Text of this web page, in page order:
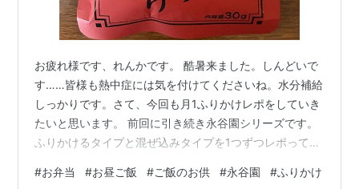
お疲れ様です、れんかです。 酷暑来ました。しんどいで
す……皆様も熱中症には気を付けてくださいね。水分補給
しっかりです。さて、今回も月1ふりかけレポをしていき
たいと思います。 前回に引き続き永谷園シリーズです。
ふりかけるタイプと混ぜ込みタイプを1つずつレポってい
ribbon1212.hatenablog.com まずはふりかけるタイプか
#お弁当 #お昼ご飯 #ご飯のお供 #永谷園 #ふりかけ